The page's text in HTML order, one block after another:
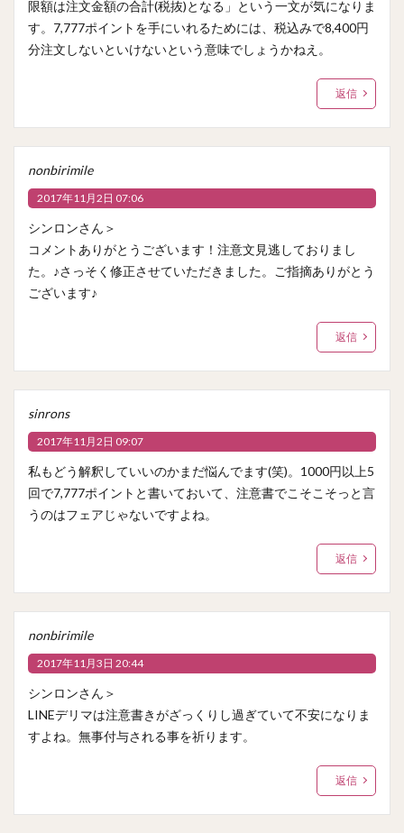
限額は注文金額の合計(税抜)となる」という一文が気になりま
す。7,777ポイントを手にいれるためには、税込みで8,400円
分注文しないといけないという意味でしょうかねえ。
返信
nonbirimile
2017年11月2日 07:06
シンロンさん＞
コメントありがとうございます！注意文見逃しておりまし
た。♪さっそく修正させていただきました。ご指摘ありがとう
ございます♪
返信
sinrons
2017年11月2日 09:07
私もどう解釈していいのかまだ悩んでます(笑)。1000円以上5
回で7,777ポイントと書いておいて、注意書でこそこそっと言
うのはフェアじゃないですよね。
返信
nonbirimile
2017年11月3日 20:44
シンロンさん＞
LINEデリマは注意書きがざっくりし過ぎていて不安になりま
すよね。無事付与される事を祈ります。
返信